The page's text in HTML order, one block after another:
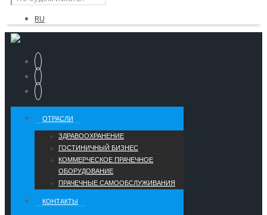
RU
ОТРАСЛИ
ЗДРАВООХРАНЕНИЕ
ГОСТИНИЧНЫЙ БИЗНЕС
КОММЕРЧЕСКОЕ ПРАЧЕЧНОЕ
ОБОРУДОВАНИЕ
ПРАЧЕЧНЫЕ САМООБСЛУЖИВАНИЯ
КОНТАКТЫ